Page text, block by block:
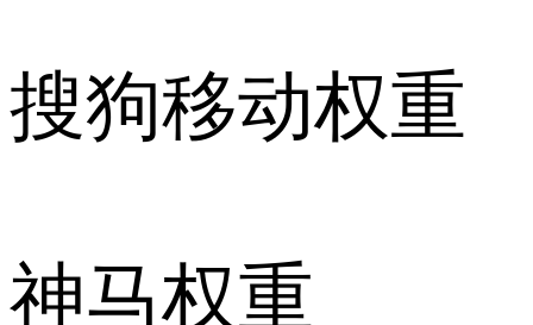
搜狗移动权重
神马权重